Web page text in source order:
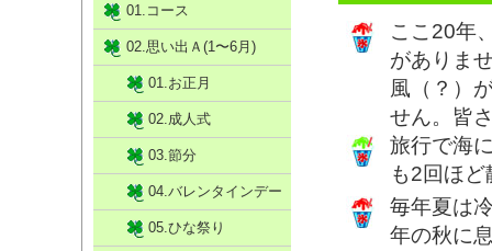
ここ20年
がありま
風（？）
せん。皆
旅行で海
も2回ほ
毎年夏は
年の秋に
01.コース
02.思い出Ａ(1〜6月)
01.お正月
02.成人式
03.節分
04.バレンタインデー
05.ひな祭り